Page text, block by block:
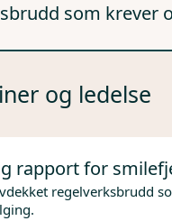
som krever
og ledelse
rapport for
regelverksbrudd